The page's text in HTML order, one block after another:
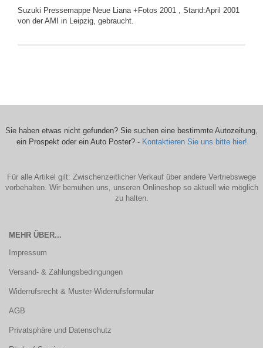
Suzuki Pressemappe Neue Liana +Fotos 2001 , Stand:April 2001
von der AMI in Leipzig, gebraucht.
Sie haben etwas nicht gefunden? Sie suchen eine bestimmte Autozeitung,
ein Prospekt oder ein Auto Poster? - Kontaktieren Sie uns bitte hier!
Für alle Artikel gilt: Zwischenzeitlicher Verkauf über andere Vertriebswege
vorbehalten. Wir bemühen uns, unseren Onlineshop so aktuell wie möglich
zu halten.
MEHR ÜBER...
Impressum
Versand- & Zahlungsbedingungen
Widerrufsrecht & Muster-Widerrufsformular
AGB
Privatsphäre und Datenschutz